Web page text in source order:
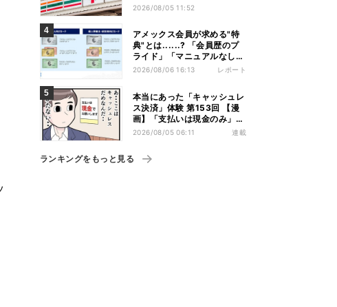
2026/08/05 11:52
アメックス会員が求める"特
典"とは......? 「会員歴のプ
ライド」「マニュアルなしの
コンシェルジュ」など担当者
2026/08/06 16:13 レポート
本当にあった「キャッシュレ
ス決済」体験 第153回 【漫
画】「支払いは現金のみ」と
分かっていたのに……会計で
2026/08/05 06:11 連載
ランキングをもっと見る